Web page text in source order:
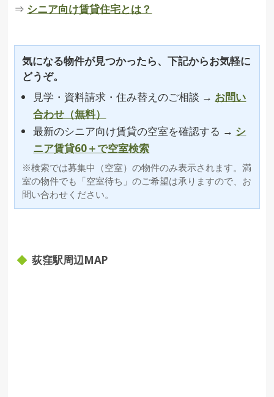
⇒ シニア向け賃貸住宅とは？
気になる物件が見つかったら、下記からお気軽に
どうぞ。
見学・資料請求・住み替えのご相談 → お問い
合わせ（無料）
最新のシニア向け賃貸の空室を確認する → シ
ニア賃貸60＋で空室検索
※検索では募集中（空室）の物件のみ表示されます。満
室の物件でも「空室待ち」のご希望は承りますので、お
問い合わせください。
荻窪駅周辺MAP